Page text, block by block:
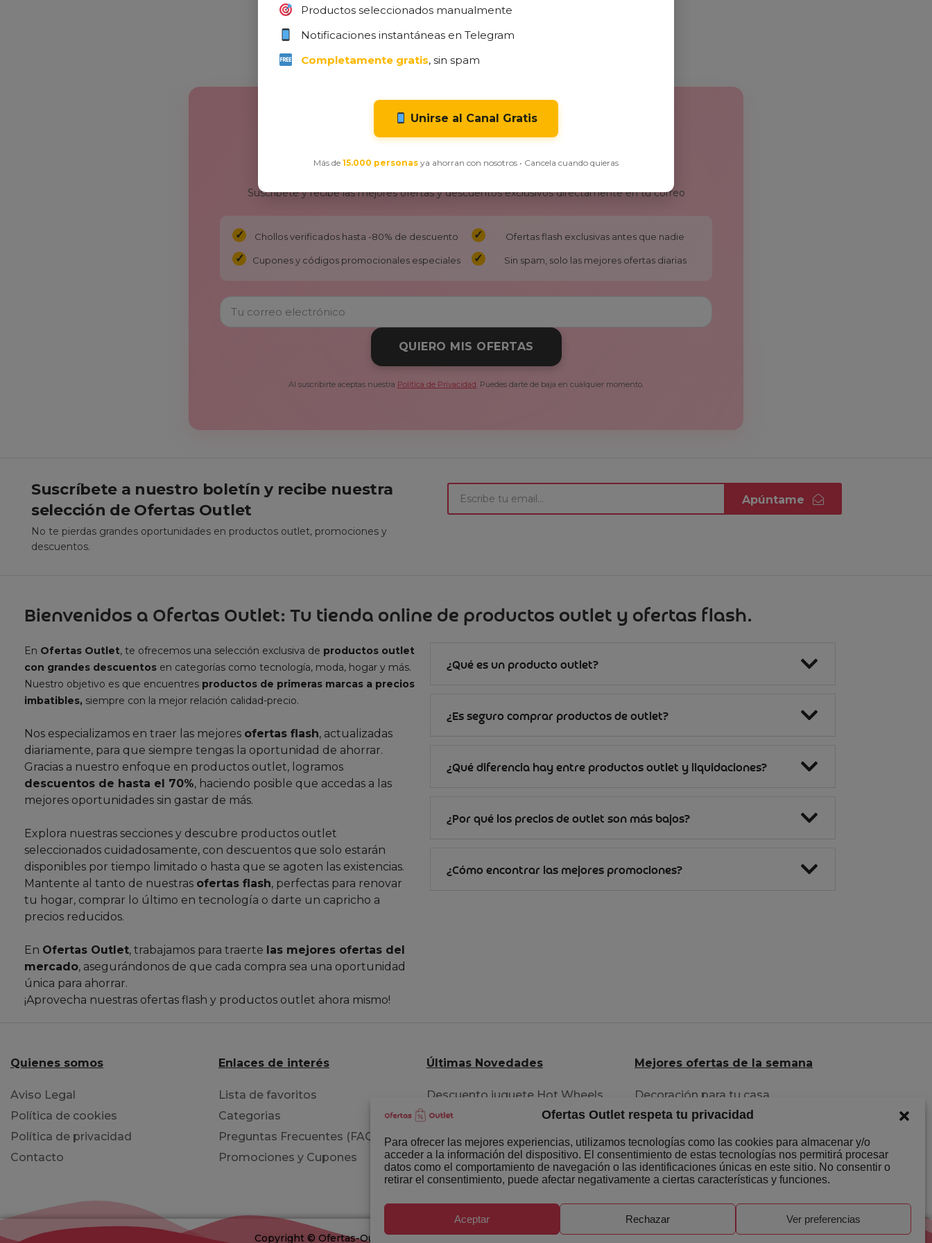
Ofertas Outlet respeta tu privacidad
Para ofrecer las mejores experiencias, utilizamos tecnologías como las cookies para almacenar y/o
acceder a la información del dispositivo. El consentimiento de estas tecnologías nos permitirá procesar
datos como el comportamiento de navegación o las identificaciones únicas en este sitio. No consentir o
retirar el consentimiento, puede afectar negativamente a ciertas características y funciones.
Aceptar Rechazar Ver preferencias
¡No Te Pierdas Nuestras Ofertas!
Suscríbete y recibe las mejores ofertas y descuentos exclusivos directamente en tu correo
Chollos verificados hasta -80% de descuento Ofertas flash exclusivas antes que nadie
Cupones y códigos promocionales especiales Sin spam, solo las mejores ofertas diarias
QUIERO MIS OFERTAS
Al suscribirte aceptas nuestra Política de Privacidad. Puedes darte de baja en cualquier momento.
Suscríbete a nuestro boletín y recibe nuestra
selección de Ofertas Outlet
No te pierdas grandes oportunidades en productos outlet, promociones y
descuentos.
Apúntame
Bienvenidos a Ofertas Outlet: Tu tienda online de productos outlet y ofertas flash.
En Ofertas Outlet, te ofrecemos una selección exclusiva de productos outlet
con grandes descuentos en categorías como tecnología, moda, hogar y más.
Nuestro objetivo es que encuentres productos de primeras marcas a precios
imbatibles, siempre con la mejor relación calidad-precio.
Nos especializamos en traer las mejores ofertas flash, actualizadas
diariamente, para que siempre tengas la oportunidad de ahorrar.
Gracias a nuestro enfoque en productos outlet, logramos
descuentos de hasta el 70%, haciendo posible que accedas a las
mejores oportunidades sin gastar de más.
Explora nuestras secciones y descubre productos outlet
seleccionados cuidadosamente, con descuentos que solo estarán
disponibles por tiempo limitado o hasta que se agoten las existencias.
Mantente al tanto de nuestras ofertas flash, perfectas para renovar
tu hogar, comprar lo último en tecnología o darte un capricho a
precios reducidos.
En Ofertas Outlet, trabajamos para traerte las mejores ofertas del
mercado, asegurándonos de que cada compra sea una oportunidad
única para ahorrar.
¡Aprovecha nuestras ofertas flash y productos outlet ahora mismo!
¿Qué es un producto outlet?
¿Es seguro comprar productos de outlet?
¿Qué diferencia hay entre productos outlet y liquidaciones?
¿Por qué los precios de outlet son más bajos?
¿Cómo encontrar las mejores promociones?
Quienes somos
Aviso Legal
Política de cookies
Política de privacidad
Contacto
Enlaces de interés
Lista de favoritos
Categorias
Preguntas Frecuentes (FAQ)
Promociones y Cupones
Últimas Novedades
Descuento juguete Hot Wheels
pista acrobacia
Extensiones para tu cabello
Libro del permiso B circulación
Mejores ofertas de la semana
Decoración para tu casa
Herramientas al mejor precio
Descuentazos en Ropa
Copyright © Ofertas-Outlet.com. Todos los derechos reservados.
Productos seleccionados manualmente
Notificaciones instantáneas en Telegram
Completamente gratis, sin spam
Unirse al Canal Gratis
Más de 15.000 personas ya ahorran con nosotros • Cancela cuando quieras